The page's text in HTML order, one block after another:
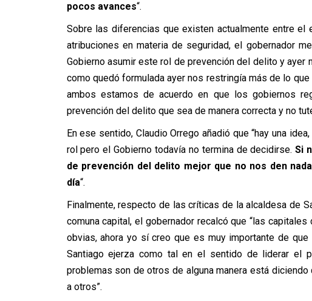
pocos avances“.
Sobre las diferencias que existen actualmente entre
atribuciones en materia de seguridad, el gobernador
Gobierno asumir este rol de prevención del delito y
como quedó formulada ayer nos restringía más de lo
ambos estamos de acuerdo en que los gobiernos
prevención del delito que sea de manera correcta y no
En ese sentido, Claudio Orrego añadió que “hay una
rol pero el Gobierno todavía no termina de decidirse.Si
de prevención del delito mejor que no nos den
día“.
Finalmente, respecto de las críticas de la alcaldesa de
comuna capital, el gobernador recalcó que “las
obvias, ahora yo sí creo que es muy importante de
Santiago ejerza como tal en el sentido de liderar el
problemas son de otros de alguna manera está
a otros”.